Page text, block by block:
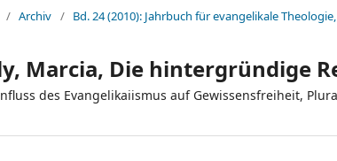
/ Archiv / Bd. 24 (2010): Jahrbuch für evangelikale
Marcia, Die hintergründige
des Evangelikaiismus auf Gewissensfreiheit,